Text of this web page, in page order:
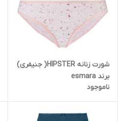
شورت زنانه HIPSTER( جنیفری)
برند esmara
ناموجود